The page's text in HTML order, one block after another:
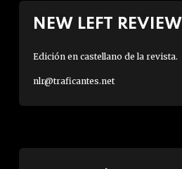
NEW LEFT REVIEW
Edición en castellano de la revista.
nlr@traficantes.net